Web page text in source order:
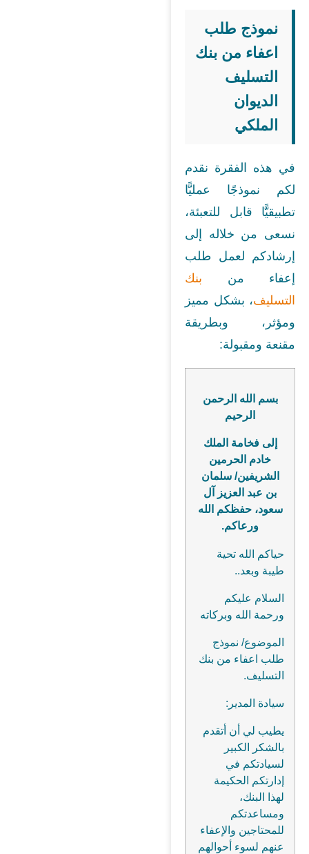
نموذج طلب
اعفاء من بنك
التسليف
الديوان
الملكي
في هذه الفقرة نقدم
لكم نموذجًا عمليًّا
تطبيقيًّا قابل للتعبئة،
نسعى من خلاله إلى
إرشادكم لعمل طلب
إعفاء من بنك
التسليف، بشكل مميز
ومؤثر، وبطريقة
مقنعة ومقبولة:
بسم الله الرحمن
الرحيم
إلى فخامة الملك
خادم الحرمين
الشريفين/ سلمان
بن عبد العزيز آل
سعود، حفظكم الله
ورعاكم.
حياكم الله تحية
طيبة وبعد..
السلام عليكم
ورحمة الله وبركاته
الموضوع/ نموذج
طلب اعفاء من بنك
التسليف.
سيادة المدير:
يطيب لي أن أتقدم
بالشكر الكبير
لسيادتكم في
إدارتكم الحكيمة
لهذا البنك،
ومساعدتكم
للمحتاجين والإعفاء
عنهم لسوء أحوالهم